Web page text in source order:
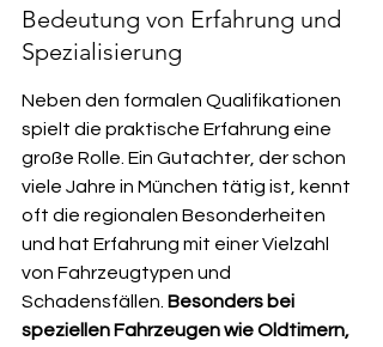
Bedeutung von Erfahrung und
Spezialisierung
Neben den formalen Qualifikationen
spielt die praktische Erfahrung eine
große Rolle. Ein Gutachter, der schon
viele Jahre in München tätig ist, kennt
oft die regionalen Besonderheiten
und hat Erfahrung mit einer Vielzahl
von Fahrzeugtypen und
Schadensfällen. Besonders bei
speziellen Fahrzeugen wie Oldtimern,